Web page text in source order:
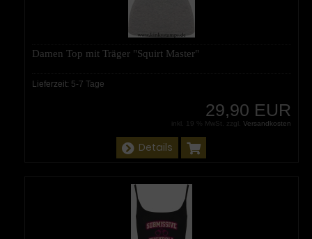
Damen Top mit Träger "Squirt Master"
Lieferzeit: 5-7 Tage
29,90 EUR
inkl. 19 % MwSt. zzgl. Versandkosten
Details